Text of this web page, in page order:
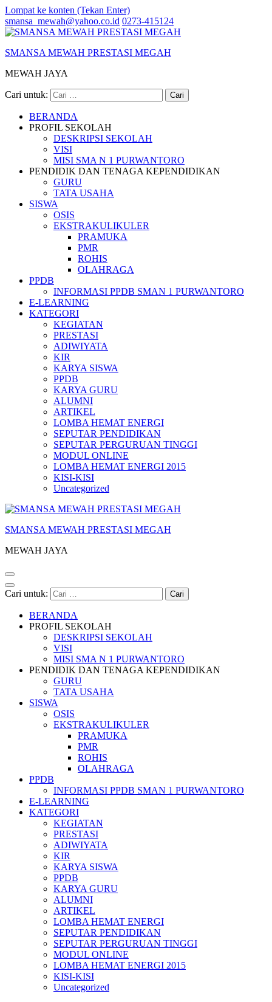
Lompat ke konten (Tekan Enter)
smansa_mewah@yahoo.co.id 0273-415124
SMANSA MEWAH PRESTASI MEGAH
MEWAH JAYA
Cari untuk:
BERANDA
PROFIL SEKOLAH
DESKRIPSI SEKOLAH
VISI
MISI SMA N 1 PURWANTORO
PENDIDIK DAN TENAGA KEPENDIDIKAN
GURU
TATA USAHA
SISWA
OSIS
EKSTRAKULIKULER
PRAMUKA
PMR
ROHIS
OLAHRAGA
PPDB
INFORMASI PPDB SMAN 1 PURWANTORO
E-LEARNING
KATEGORI
KEGIATAN
PRESTASI
ADIWIYATA
KIR
KARYA SISWA
PPDB
KARYA GURU
ALUMNI
ARTIKEL
LOMBA HEMAT ENERGI
SEPUTAR PENDIDIKAN
SEPUTAR PERGURUAN TINGGI
MODUL ONLINE
LOMBA HEMAT ENERGI 2015
KISI-KISI
Uncategorized
SMANSA MEWAH PRESTASI MEGAH
MEWAH JAYA
Cari untuk:
BERANDA
PROFIL SEKOLAH
DESKRIPSI SEKOLAH
VISI
MISI SMA N 1 PURWANTORO
PENDIDIK DAN TENAGA KEPENDIDIKAN
GURU
TATA USAHA
SISWA
OSIS
EKSTRAKULIKULER
PRAMUKA
PMR
ROHIS
OLAHRAGA
PPDB
INFORMASI PPDB SMAN 1 PURWANTORO
E-LEARNING
KATEGORI
KEGIATAN
PRESTASI
ADIWIYATA
KIR
KARYA SISWA
PPDB
KARYA GURU
ALUMNI
ARTIKEL
LOMBA HEMAT ENERGI
SEPUTAR PENDIDIKAN
SEPUTAR PERGURUAN TINGGI
MODUL ONLINE
LOMBA HEMAT ENERGI 2015
KISI-KISI
Uncategorized